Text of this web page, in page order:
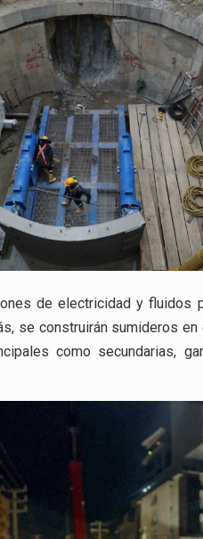
de electricidad y fluidos
se construirán sumideros
como secundarias,